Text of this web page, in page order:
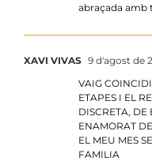
abraçada amb
XAVI VIVAS 9 d'agost de
VAIG
ETAPES I EL
DISCRETA, DE
ENAMORAT
EL MEU MES
FAMILIA